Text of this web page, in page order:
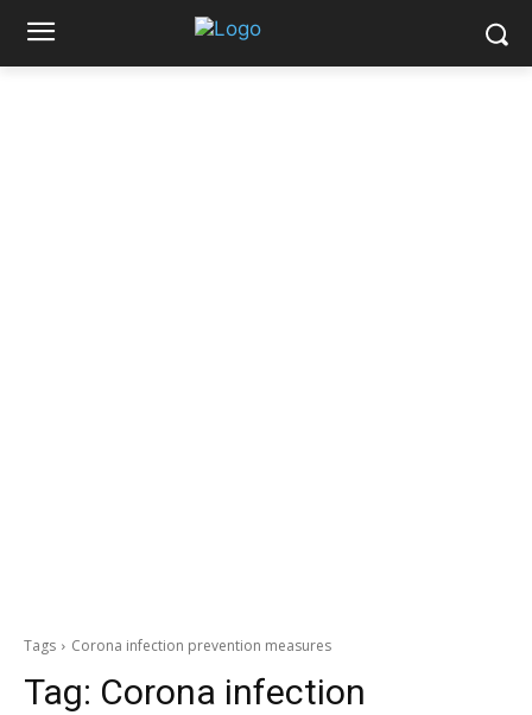
Tags Corona infection prevention measures
Tag: Corona infection